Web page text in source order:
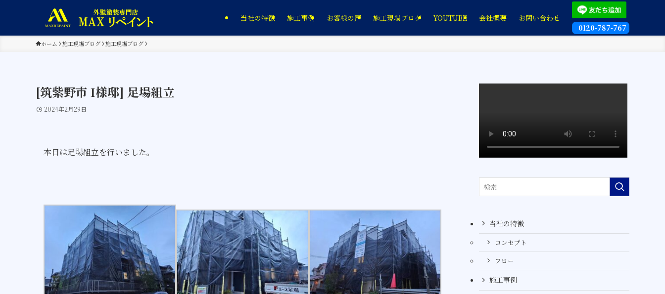
当社の特徴 施工事例 お客様の声 施工現場ブログ YOUTUBE 会社概要
お問い合わせ
0120-787-767
ホーム 施工現場ブログ 施工現場ブログ
[筑紫野市 I様邸] 足場組立
2024年2月29日
本日は足場組立を行いました。
当社の特徴
コンセプト
フロー
施工事例